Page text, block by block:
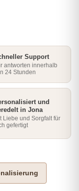
Support
antworten innerhalb
24 Stunden
und
in Jona
Liebe und Sorgfalt für
gefertigt